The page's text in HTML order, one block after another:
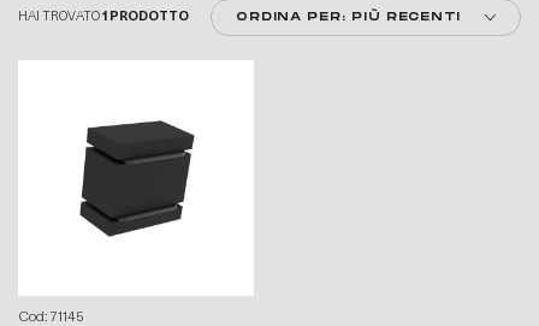
HAI TROVATO1 PRODOTTO ORDINA PER: PIÙ RECENTI
Cod: 71145